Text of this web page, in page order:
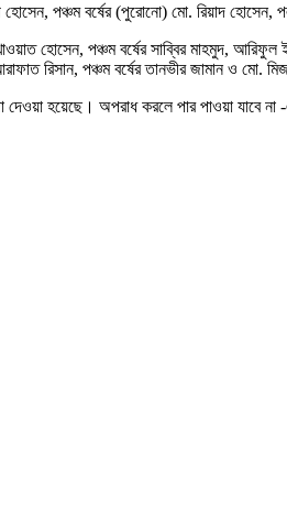
পঞ্চম বর্ষের (পুরোনো) মো. রিয়াদ
হোসেন, পঞ্চম বর্ষের সাব্বির মাহমুদ, আরিফুল
রিসান, পঞ্চম বর্ষের তানভীর জামান ও মো.
হয়েছে। অপরাধ করলে পার পাওয়া যাবে